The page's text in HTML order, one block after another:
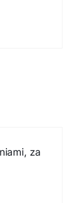
za